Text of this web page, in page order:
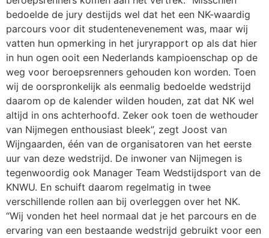
bedoelde de jury destijds wel dat het een NK-waardig
parcours voor dit studentenevenement was, maar wij
vatten hun opmerking in het juryrapport op als dat hier
in hun ogen ooit een Nederlands kampioenschap op de
weg voor beroepsrenners gehouden kon worden. Toen
wij de oorspronkelijk als eenmalig bedoelde wedstrijd
daarom op de kalender wilden houden, zat dat NK wel
altijd in ons achterhoofd. Zeker ook toen de wethouder
van Nijmegen enthousiast bleek”, zegt Joost van
Wijngaarden, één van de organisatoren van het eerste
uur van deze wedstrijd. De inwoner van Nijmegen is
tegenwoordig ook Manager Team Wedstijdsport van de
KNWU. En schuift daarom regelmatig in twee
verschillende rollen aan bij overleggen over het NK.
“Wij vonden het heel normaal dat je het parcours en de
ervaring van een bestaande wedstrijd gebruikt voor een